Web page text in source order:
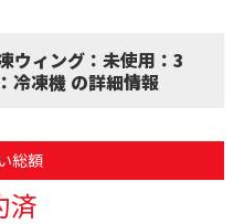
ウィング：未使用：3
冷凍機 の詳細情報
総額
済